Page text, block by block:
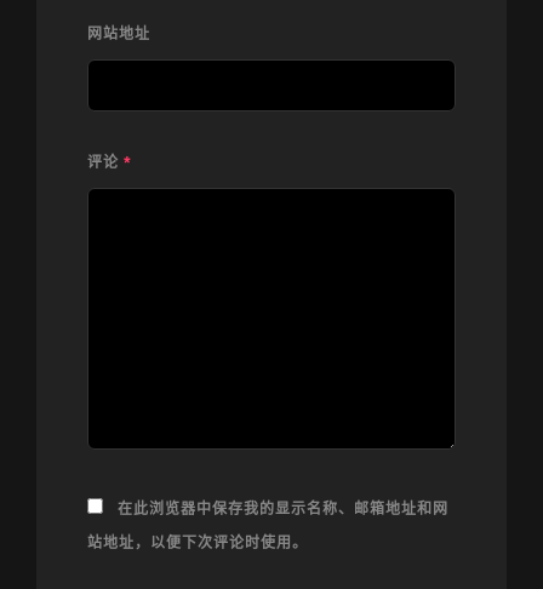
网站地址
评论 *
在此浏览器中保存我的显示名称、邮箱地址和网
站地址，以便下次评论时使用。